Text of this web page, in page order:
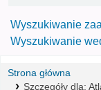
Wyszukiwanie
Wyszukiwanie
Strona główna
Szczegóły dla: